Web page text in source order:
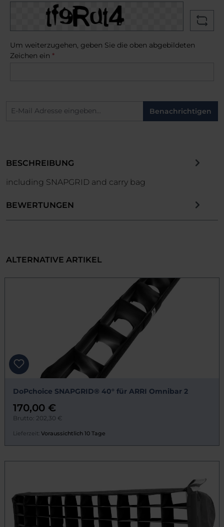
Um weiterzugehen, geben Sie die oben abgebildeten
Zeichen ein *
Benachrichtigen
BESCHREIBUNG
including SNAPGRID and carry bag
BEWERTUNGEN
ALTERNATIVE ARTIKEL
DoPchoice SNAPGRID® 40° für ARRI Omnibar 2
170,00 €
Brutto: 202,30 €
Lieferzeit: Voraussichtlich 10 Tage